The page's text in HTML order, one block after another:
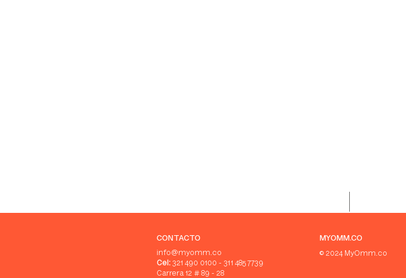
CONTACTO
info@myomm.co
Cel: 321 490 0100 - 311 485 7739
Carrera 12 # 89 - 28
MYOMM.CO
© 2024 MyOmm.co